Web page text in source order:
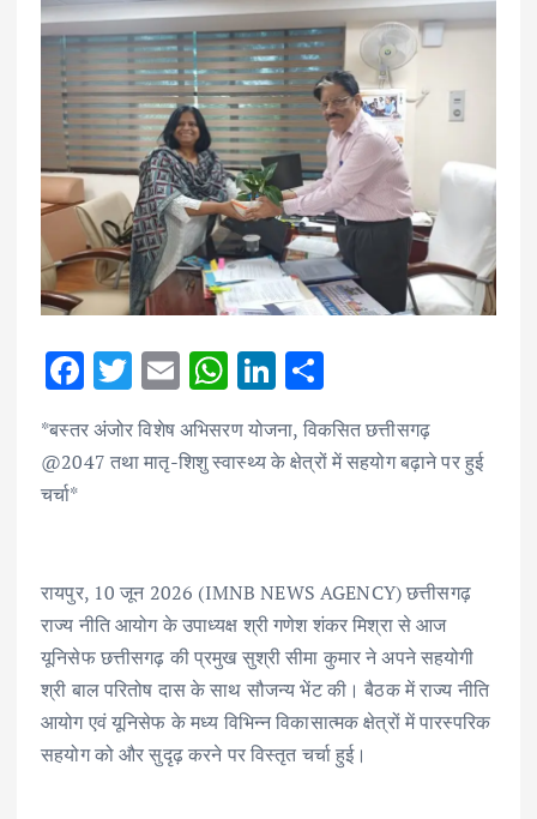
F
ac
e
b
k
T
w
it
te
E
m
ai
l
W
at
s
p
Li
k
e
h
ar
e
*बस्तर अंजोर विशेष अभिसरण योजना, विकसित छत्तीसगढ़
@2047 तथा मातृ-शिशु स्वास्थ्य के क्षेत्रों में सहयोग बढ़ाने पर हुई
चर्चा*
रायपुर, 10 जून 2026 (IMNB NEWS AGENCY) छत्तीसगढ़
राज्य नीति आयोग के उपाध्यक्ष श्री गणेश शंकर मिश्रा से आज
यूनिसेफ छत्तीसगढ़ की प्रमुख सुश्री सीमा कुमार ने अपने सहयोगी
श्री बाल परितोष दास के साथ सौजन्य भेंट की। बैठक में राज्य नीति
आयोग एवं यूनिसेफ के मध्य विभिन्न विकासात्मक क्षेत्रों में पारस्परिक
सहयोग को और सुदृढ़ करने पर विस्तृत चर्चा हुई।